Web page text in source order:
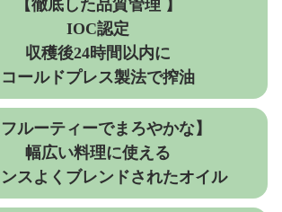
【徹底した品質管理 】
IOC認定
収穫後24時間以内に
コールドプレス製法で搾油
フルーティーでまろやかな】
幅広い料理に使える
スよくブレンドされたオイル